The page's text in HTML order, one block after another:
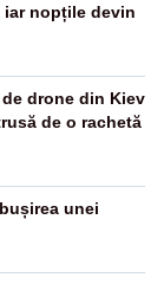
iar nopțile devin
drone din Kiev
de o rachetă
unei